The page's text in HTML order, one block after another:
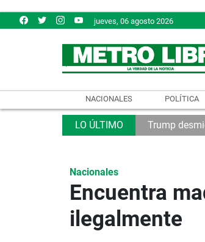
jueves, 06 agosto 2026
NACIONALES POLÍTICA
Trump
Nacionales
Encuentra
ilegalmente